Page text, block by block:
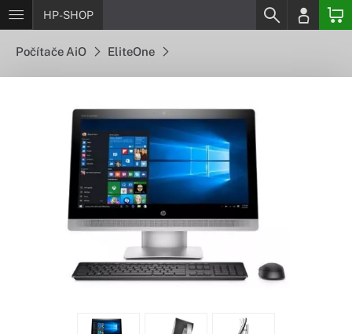
HP-SHOP
Počítače AiO EliteOne